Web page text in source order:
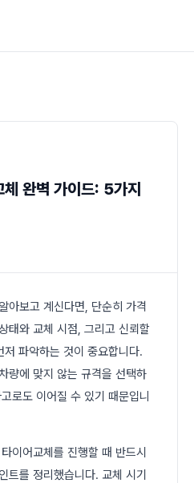
완벽 가이드: 5가지
아보고 계신다면, 단순히 가격
태와 교체 시점, 그리고 신뢰할
파악하는 것이 중요합니다.
량에 맞지 않는 규격을 선택하
로도 이어질 수 있기 때문입니
이어교체를 진행할 때 반드시
트를 정리했습니다. 교체 시기